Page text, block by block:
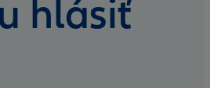
hlásiť